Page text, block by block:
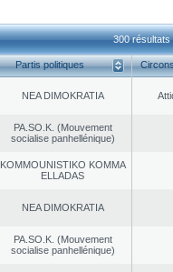
300 résultats
Partis politiques
NEA DΙMOKRATIA
PA.SO.K. (Mouvement
socialise panhellénique)
KOMMOUNISTIKO KOMMA
ELLADAS
NEA DΙMOKRATIA
PA.SO.K. (Mouvement
socialise panhellénique)